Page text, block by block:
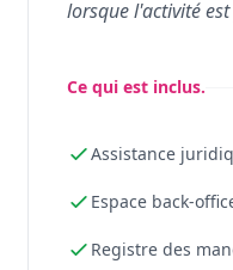
lorsque l'activité
Ce qui est inclus.
Assistance
Espace back-
Registre des